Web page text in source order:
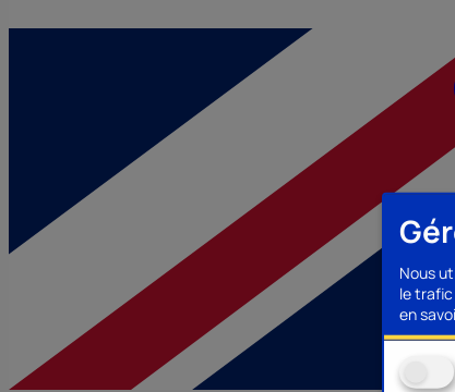
Nous
le trafic
en